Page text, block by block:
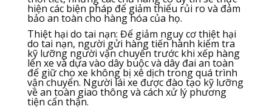
hiện các biện pháp để giảm thiểu rủi ro và đảm
bảo an toàn cho hàng hóa của họ.
Thiệt hại do tai nạn: Để giảm nguy cơ thiệt hại
do tai nạn, người gửi hàng tiến hành kiểm tra
kỹ lưỡng người vận chuyển trước khi xếp hàng
lên xe và dựa vào dây buộc và dây đai an toàn
để giữ cho xe không bị xê dịch trong quá trình
vận chuyển. Người lái xe được đào tạo kỹ lưỡng
về an toàn giao thông và cách xử lý phương
tiện cẩn thận.